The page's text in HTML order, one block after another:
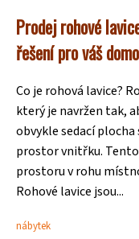
Prodej rohové
řešení pro váš
Co je rohová lavice?
který je navržen tak,
obvykle sedací
prostor vnitřku.
prostoru v rohu
Rohové lavice jsou...
nábytek